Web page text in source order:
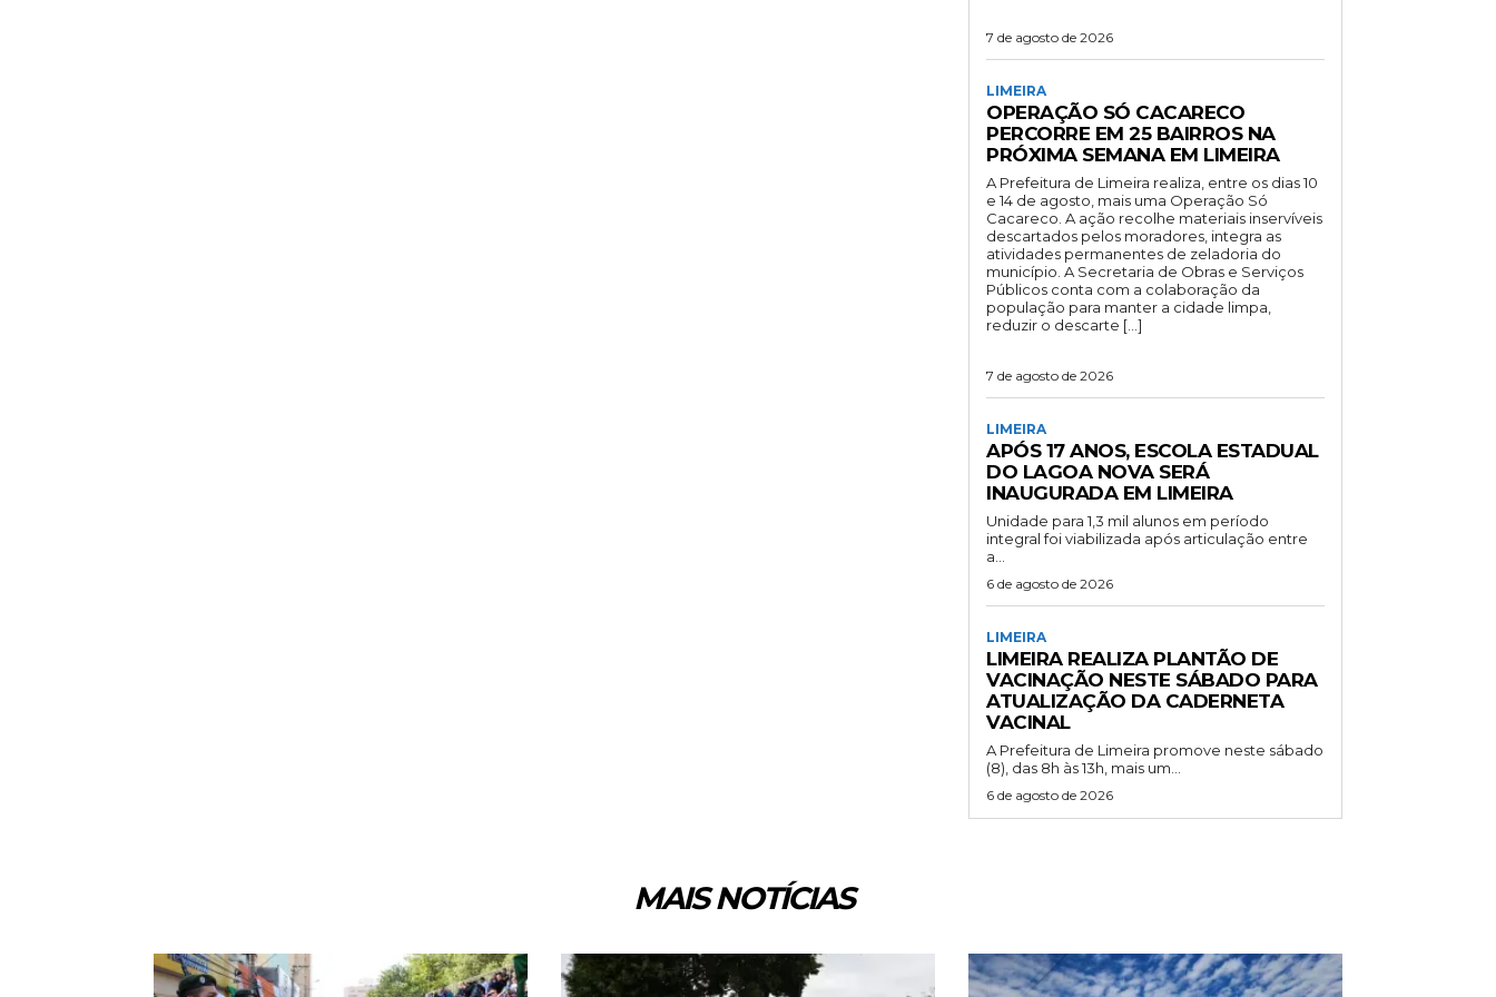
7 de agosto de 2026
LIMEIRA
OPERAÇÃO SÓ CACARECO
PERCORRE EM 25 BAIRROS NA
PRÓXIMA SEMANA EM LIMEIRA
A Prefeitura de Limeira realiza, entre os dias 10
e 14 de agosto, mais uma Operação Só
Cacareco. A ação recolhe materiais inservíveis
descartados pelos moradores, integra as
atividades permanentes de zeladoria do
município. A Secretaria de Obras e Serviços
Públicos conta com a colaboração da
população para manter a cidade limpa,
reduzir o descarte […]
7 de agosto de 2026
LIMEIRA
APÓS 17 ANOS, ESCOLA ESTADUAL
DO LAGOA NOVA SERÁ
INAUGURADA EM LIMEIRA
Unidade para 1,3 mil alunos em período
integral foi viabilizada após articulação entre
a...
6 de agosto de 2026
LIMEIRA
LIMEIRA REALIZA PLANTÃO DE
VACINAÇÃO NESTE SÁBADO PARA
ATUALIZAÇÃO DA CADERNETA
VACINAL
A Prefeitura de Limeira promove neste sábado
(8), das 8h às 13h, mais um...
6 de agosto de 2026
MAIS NOTÍCIAS